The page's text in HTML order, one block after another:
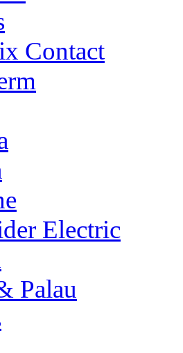
Contact
Electric
Palau